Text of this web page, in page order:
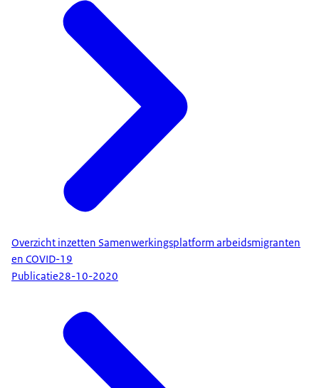
Overzicht inzetten Samenwerkingsplatform arbeidsmigranten
en COVID-19
Publicatie28-10-2020